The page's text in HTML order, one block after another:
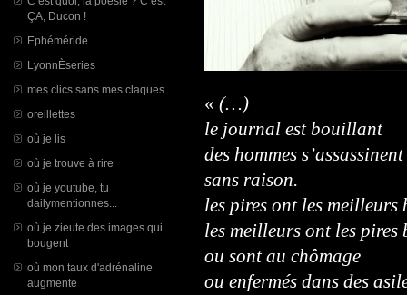
ÇA, Ducon !
Ephéméride
LyonnÈseries
mes clics sans mes claques
oreillettes
où je lis
où je trouve à rire
où je youtube, tu
dailymentionnes...
où je zieute des images qui
bougent
où mon taux d'adrénaline
augmente
« (…)
le journal est bouillant
des hommes
sans raison.
les pires ont les meilleurs
les meilleurs ont les pires
ou sont au chômage
ou enfermés dans des